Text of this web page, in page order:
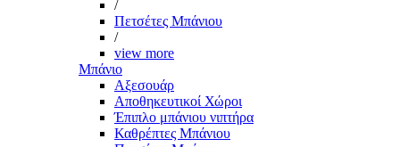
/
Πετσέτες Μπάνιου
/
view more
Μπάνιο
Αξεσουάρ
Αποθηκευτικοί Χώροι
Έπιπλο μπάνιου νιπτήρα
Καθρέπτες Μπάνιου